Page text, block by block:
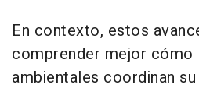
En contexto, estos
comprender mejor cómo
ambientales coordinan